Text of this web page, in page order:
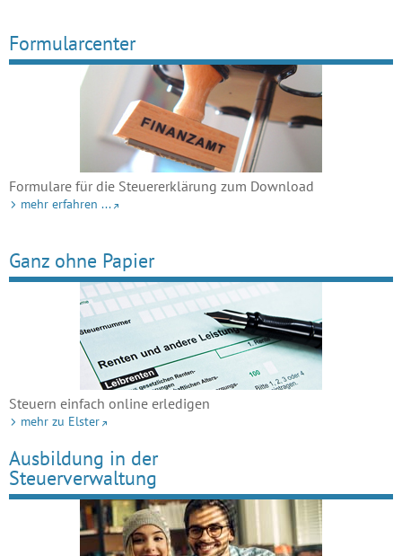
Formularcenter
Formulare für die Steuererklärung zum Download
mehr erfahren ...
Ganz ohne Papier
Steuern einfach online erledigen
mehr zu Elster
Ausbildung in der
Steuerverwaltung